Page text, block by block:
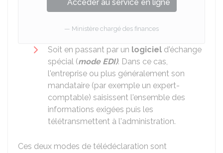
Accéder au service en ligne
Ministère chargé des finances
Soit en passant par un logiciel d'échange
spécial (mode EDI). Dans ce cas,
l'entreprise ou plus généralement son
mandataire (par exemple un expert-
comptable) saisissent l'ensemble des
informations exigées puis les
télétransmettent à l'administration.
Ces deux modes de télédéclaration sont